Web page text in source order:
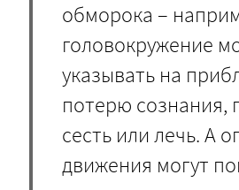
обморока –
головокружение
указывать на
потерю сознания,
сесть или лечь. А
движения могут